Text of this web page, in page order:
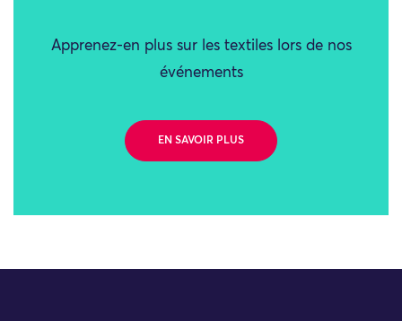
Apprenez-en plus sur les textiles lors de nos
événements
EN SAVOIR PLUS